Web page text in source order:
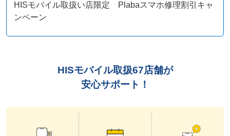
HISモバイル取扱い店限定 Plabaスマホ修理割引キャ
ンペーン
HISモバイル取扱67店舗が
安心サポート！